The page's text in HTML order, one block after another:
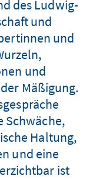
des Ludwig-
und
und
und
Mäßigung.
Schwäche,
Haltung,
und eine
ist.